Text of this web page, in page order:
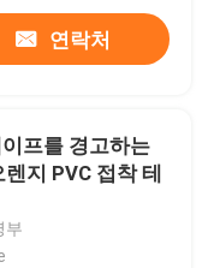
연락처
프를 경고하는
지 PVC 접착 테
부